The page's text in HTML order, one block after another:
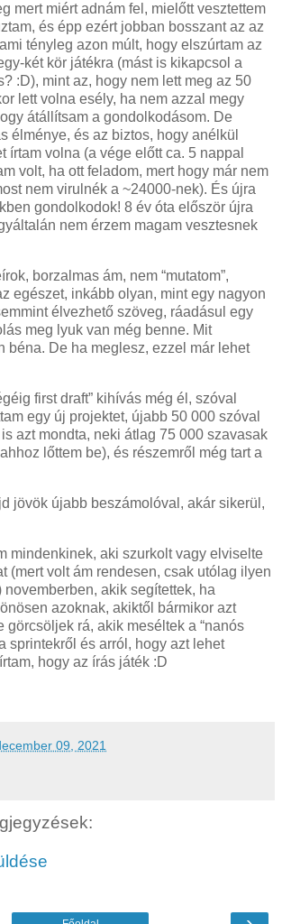
mert miért adnám fel, mielőtt vesztettem
és épp ezért jobban bosszant az az
tényleg azon múlt, hogy elszúrtam az
két kör játékra (mást is kikapcsol a
:D), mint az, hogy nem lett meg az 50
lett volna esély, ha nem azzal megy
átállítsam a gondolkodásom. De
élménye, és az biztos, hogy anélkül
írtam volna (a vége előtt ca. 5 nappal
volt, ha ott feladom, mert hogy már nem
nem virulnék a ~24000-nek). És újra
gondolkodok! 8 év óta először újra
nem érzem magam vesztesnek
borzalmas ám, nem “mutatom”,
egészet, inkább olyan, mint egy nagyon
élvezhető szöveg, ráadásul egy
meg lyuk van még benne. Mit
béna. De ha meglesz, ezzel már lehet
first draft” kihívás még él, szóval
egy új projektet, újabb 50 000 szóval
azt mondta, neki átlag 75 000 szavasak
lőttem be), és részemről még tart a
jövök újabb beszámolóval, akár sikerül,
mindenkinek, aki szurkolt vagy elviselte
(mert volt ám rendesen, csak utólag ilyen
novemberben, akik segítettek, ha
azoknak, akiktől bármikor azt
görcsöljek rá, akik meséltek a “nanós
sprintekről és arról, hogy azt lehet
hogy az írás játék :D
09, 2021